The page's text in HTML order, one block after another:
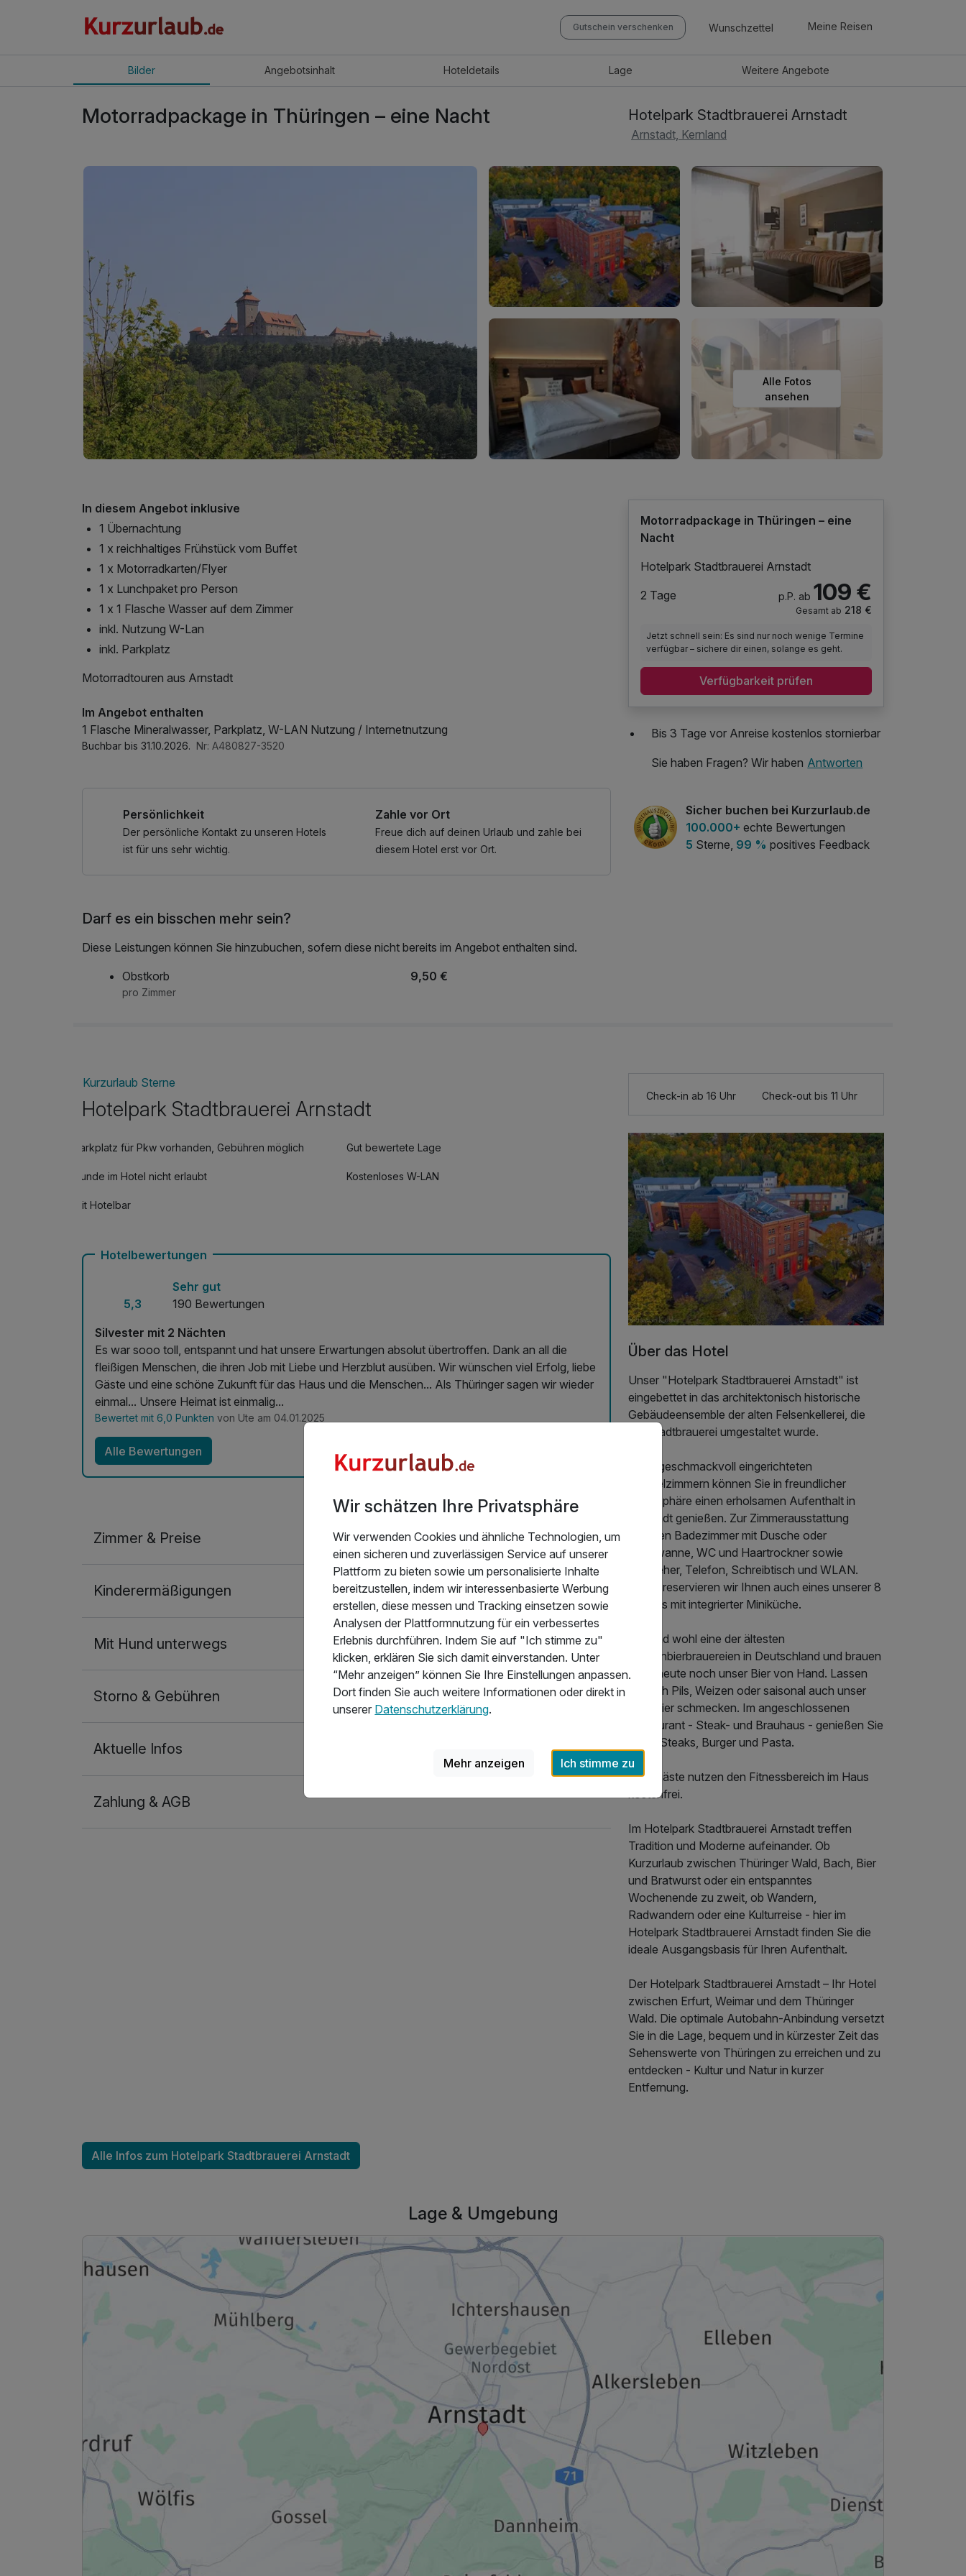
Gutschein verschenken Wunschzettel Meine Reisen
Bilder Angebotsinhalt Hoteldetails Lage WeitereAngebote
Motorradpackage in Thüringen – eine Nacht Hotelpark Stadtbrauerei Arnstadt
Arnstadt, Kernland
Alle Fotos
ansehen
In diesem Angebot inklusive
1 Übernachtung
1 x reichhaltiges Frühstück vom Buffet
1 x Motorradkarten/Flyer
1 x Lunchpaket pro Person
1 x 1 Flasche Wasser auf dem Zimmer
inkl. Nutzung W-Lan
inkl. Parkplatz
Motorradtouren aus Arnstadt
Im Angebot enthalten
1 Flasche Mineralwasser, Parkplatz, W-LAN Nutzung / Internetnutzung
Buchbar bis 31.10.2026. Nr: A480827-3520
Persönlichkeit
Der persönliche Kontakt zu unseren Hotels
ist für uns sehr wichtig.
Zahle vor Ort
Freue dich auf deinen Urlaub und zahle bei
diesem Hotel erst vor Ort.
Darf es ein bisschen mehr sein?
Diese Leistungen können Sie hinzubuchen, sofern diese nicht bereits im Angebot enthalten sind.
Obstkorb
9,50 €
pro Zimmer
Motorradpackage in Thüringen – eine
Nacht
Hotelpark Stadtbrauerei Arnstadt
2 Tage
p.P. ab 109 €
Gesamt ab 218 €
Jetzt schnell sein: Es sind nur noch wenige Termine
verfügbar – sichere dir einen, solange es geht.
Verfügbarkeit prüfen
Bis 3 Tage vor Anreise kostenlos stornierbar
Sie haben Fragen? Wir haben Antworten
Sicher buchen bei Kurzurlaub.de
100.000+ echte Bewertungen
5 Sterne, 99 % positives Feedback
Kurzurlaub Sterne
Hotelpark Stadtbrauerei Arnstadt
Parkplatz für Pkw vorhanden, Gebühren möglich Gut bewertete Lage
Hunde im Hotel nicht erlaubt Kostenloses W-LAN
Mit Hotelbar
Hotelbewertungen
5,3
Sehr gut
190 Bewertungen
Silvester mit 2 Nächten
Es war sooo toll, entspannt und hat unsere Erwartungen absolut übertroffen. Dank an all die
fleißigen Menschen, die ihren Job mit Liebe und Herzblut ausüben. Wir wünschen viel Erfolg, liebe
Gäste und eine schöne Zukunft für das Haus und die Menschen... Als Thüringer sagen wir wieder
einmal... Unsere Heimat ist einmalig...
Bewertet mit 6,0 Punkten von Ute am 04.01.2025
Alle Bewertungen
Zimmer & Preise
2 Erwachsene
Ausstattung
Für 2 Tage p.P. ab 109,00 €
Einzelzimmer
1 Erwachsenen
Kinderermäßigungen
Mit Hund unterwegs
Storno & Gebühren
Aktuelle Infos
Zahlung & AGB
Check-in ab 16 Uhr Check-out bis 11 Uhr
Über das Hotel
Unser "Hotelpark Stadtbrauerei Arnstadt" ist
eingebettet in das architektonisch historische
Gebäudeensemble der alten Felsenkellerei, die
zur Stadtbrauerei umgestaltet wurde.
In 68 geschmackvoll eingerichteten
Doppelzimmern können Sie in freundlicher
Atmosphäre einen erholsamen Aufenthalt in
Arnstadt genießen. Zur Zimmerausstattung
gehören Badezimmer mit Dusche oder
Badewanne, WC und Haartrockner sowie
Fernseher, Telefon, Schreibtisch und WLAN.
Gerne reservieren wir Ihnen auch eines unserer 8
Studios mit integrierter Miniküche.
Wir sind wohl eine der ältesten
Weizenbierbrauereien in Deutschland und brauen
auch heute noch unser Bier von Hand. Lassen
Sie sich Pils, Weizen oder saisonal auch unser
Bockbier schmecken. Im angeschlossenen
Restaurant - Steak- und Brauhaus - genießen Sie
beste Steaks, Burger und Pasta.
Hotelgäste nutzen den Fitnessbereich im Haus
kostenfrei.
Im Hotelpark Stadtbrauerei Arnstadt treffen
Tradition und Moderne aufeinander. Ob
Kurzurlaub zwischen Thüringer Wald, Bach, Bier
und Bratwurst oder ein entspanntes
Wochenende zu zweit, ob Wandern,
Radwandern oder eine Kulturreise - hier im
Hotelpark Stadtbrauerei Arnstadt finden Sie die
ideale Ausgangsbasis für Ihren Aufenthalt.
Der Hotelpark Stadtbrauerei Arnstadt – Ihr Hotel
zwischen Erfurt, Weimar und dem Thüringer
Wald. Die optimale Autobahn-Anbindung versetzt
Sie in die Lage, bequem und in kürzester Zeit das
Sehenswerte von Thüringen zu erreichen und zu
entdecken - Kultur und Natur in kurzer
Entfernung.
Alle Infos zum Hotelpark Stadtbrauerei Arnstadt
Lage & Umgebung
Wir schätzen Ihre Privatsphäre
Wir verwenden Cookies und ähnliche Technologien, um
einen sicheren und zuverlässigen Service auf unserer
Plattform zu bieten sowie um personalisierte Inhalte
bereitzustellen, indem wir interessenbasierte Werbung
erstellen, diese messen und Tracking einsetzen sowie
Analysen der Plattformnutzung für ein verbessertes
Erlebnis durchführen. Indem Sie auf "Ich stimme zu"
klicken, erklären Sie sich damit einverstanden. Unter
“Mehr anzeigen” können Sie Ihre Einstellungen anpassen.
Dort finden Sie auch weitere Informationen oder direkt in
unserer Datenschutzerklärung.
Mehr anzeigen Ich stimme zu